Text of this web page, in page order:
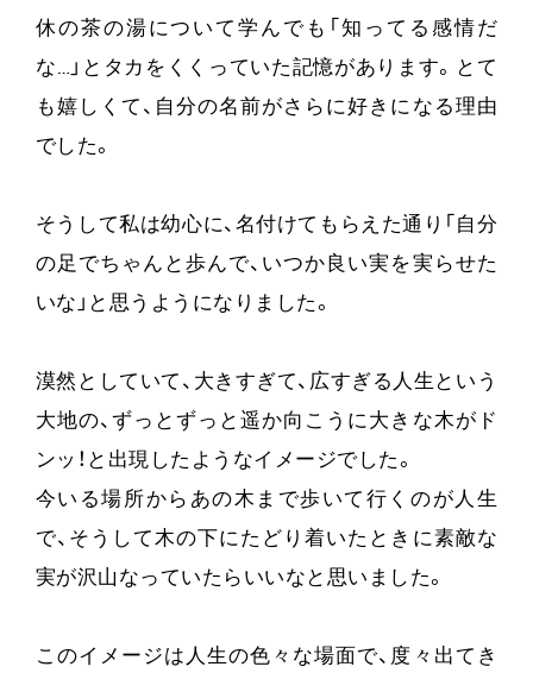
休の茶の湯について学んでも「知ってる感情だ
な…」とタカをくくっていた記憶があります。とて
も嬉しくて、自分の名前がさらに好きになる理由
でした。
そうして私は幼心に、名付けてもらえた通り「自分
の足でちゃんと歩んで、いつか良い実を実らせた
いな」と思うようになりました。
漠然としていて、大きすぎて、広すぎる人生という
大地の、ずっとずっと遥か向こうに大きな木がド
ンッ！と出現したようなイメージでした。
今いる場所からあの木まで歩いて行くのが人生
で、そうして木の下にたどり着いたときに素敵な
実が沢山なっていたらいいなと思いました。
このイメージは人生の色々な場面で、度々出てき